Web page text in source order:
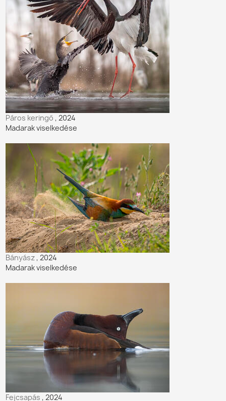
Páros keringő, 2024
Madarak viselkedése
Bányász, 2024
Madarak viselkedése
Fejcsapás, 2024